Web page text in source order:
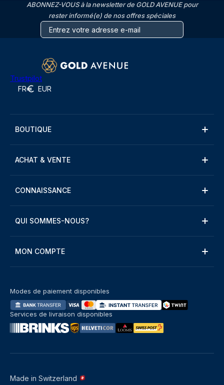
ABONNEZ-VOUS à la newsletter de GOLD AVENUE pour
rester informé(e) de nos offres spéciales
Trustpilot
FR EUR
BOUTIQUE
ACHAT & VENTE
CONNAISSANCE
QUI SOMMES-NOUS?
MON COMPTE
Made in Switzerland
Modes de paiement disponibles
Services de livraison disponibles